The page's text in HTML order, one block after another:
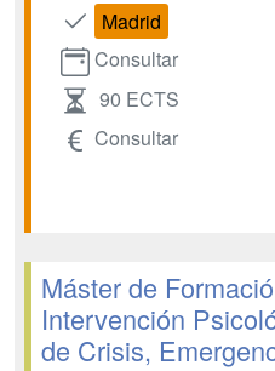
Madrid
Consultar
90 ECTS
Consultar
Máster de
Intervención
de Crisis,